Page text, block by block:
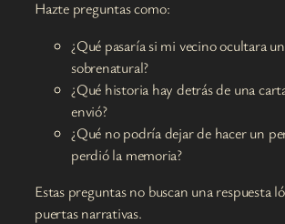
Hazte preguntas como:
¿Qué pasaría si mi vecino ocultara
sobrenatural?
¿Qué historia hay detrás de una
envió?
¿Qué no podría dejar de hacer un
perdió la memoria?
Estas preguntas no buscan una respuesta
puertas narrativas.